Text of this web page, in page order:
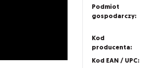
Podmiot
gospodarczy:
Kod
producenta:
Kod EAN / UPC: